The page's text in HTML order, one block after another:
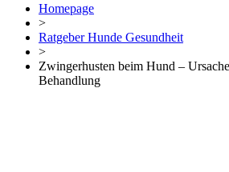
Homepage
>
Ratgeber Hunde Gesundheit
>
Zwingerhusten beim Hund –
Behandlung